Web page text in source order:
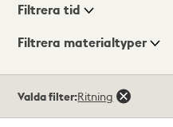
Visningsläge
Filtrera tid
Filtrera materialtyper
träffar
Valda filter:Ritning